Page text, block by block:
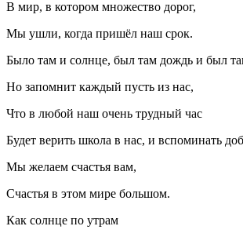
В мир, в котором множество дорог,
Мы ушли, когда пришёл наш срок.
Было там и солнце, был там дождь и был
Но запомнит каждый пусть из нас,
Что в любой наш очень трудный час
Будет верить школа в нас, и вспоминать
Мы желаем счастья вам,
Счастья в этом мире большом.
Как солнце по утрам